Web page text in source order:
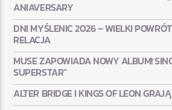
ANIAVERSARY
DNI MYŚLENIC 2026 – WIELKI
RELACJA
MUSE ZAPOWIADA NOWY ALBUM!
SUPERSTAR”
ALTER BRIDGE I KINGS OF LEON